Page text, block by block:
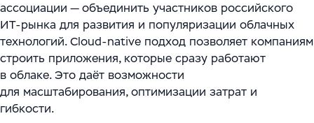
ассоциации — объединить участников российского
ИТ-рынка для развития и популяризации облачных
технологий. Cloud‑native подход позволяет компаниям
строить приложения, которые сразу работают
в облаке. Это даёт возможности
для масштабирования, оптимизации затрат и
гибкости.